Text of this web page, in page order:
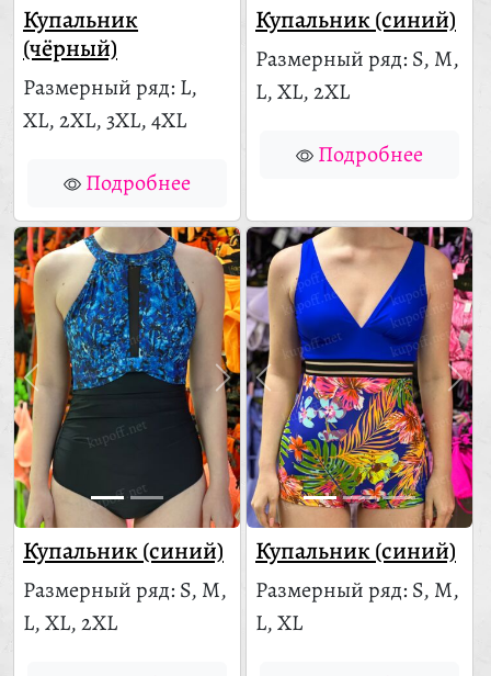
Купальник
(чёрный)
Размерный ряд: L,
XL, 2XL, 3XL, 4XL
Подробнее
Купальник (синий)
Размерный ряд: S, M,
L, XL, 2XL
Подробнее
Купальник (синий)
Размерный ряд: S, M,
L, XL, 2XL
Купальник (синий)
Размерный ряд: S, M,
L, XL